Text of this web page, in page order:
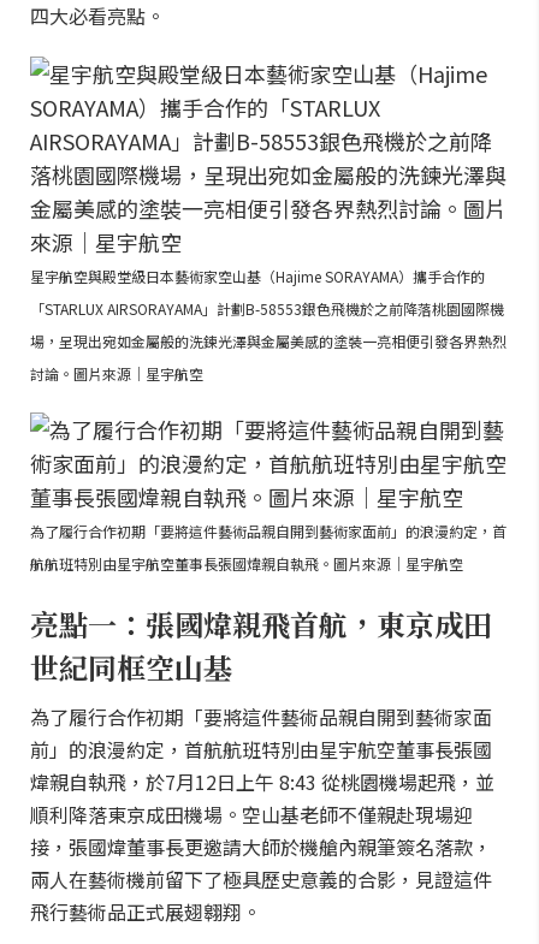
四大必看亮點。
星宇航空與殿堂級日本藝術家空山基（Hajime SORAYAMA）攜手合作的
「STARLUX AIRSORAYAMA」計劃B-58553銀色飛機於之前降落桃園國際機
場，呈現出宛如金屬般的洗鍊光澤與金屬美感的塗裝一亮相便引發各界熱烈
討論。圖片來源｜星宇航空
為了履行合作初期「要將這件藝術品親自開到藝術家面前」的浪漫約定，首
航航班特別由星宇航空董事長張國煒親自執飛。圖片來源｜星宇航空
亮點一：張國煒親飛首航，東京成田
世紀同框空山基
為了履行合作初期「要將這件藝術品親自開到藝術家面
前」的浪漫約定，首航航班特別由星宇航空董事長張國
煒親自執飛，於7月12日上午 8:43 從桃園機場起飛，並
順利降落東京成田機場。空山基老師不僅親赴現場迎
接，張國煒董事長更邀請大師於機艙內親筆簽名落款，
兩人在藝術機前留下了極具歷史意義的合影，見證這件
飛行藝術品正式展翅翱翔。